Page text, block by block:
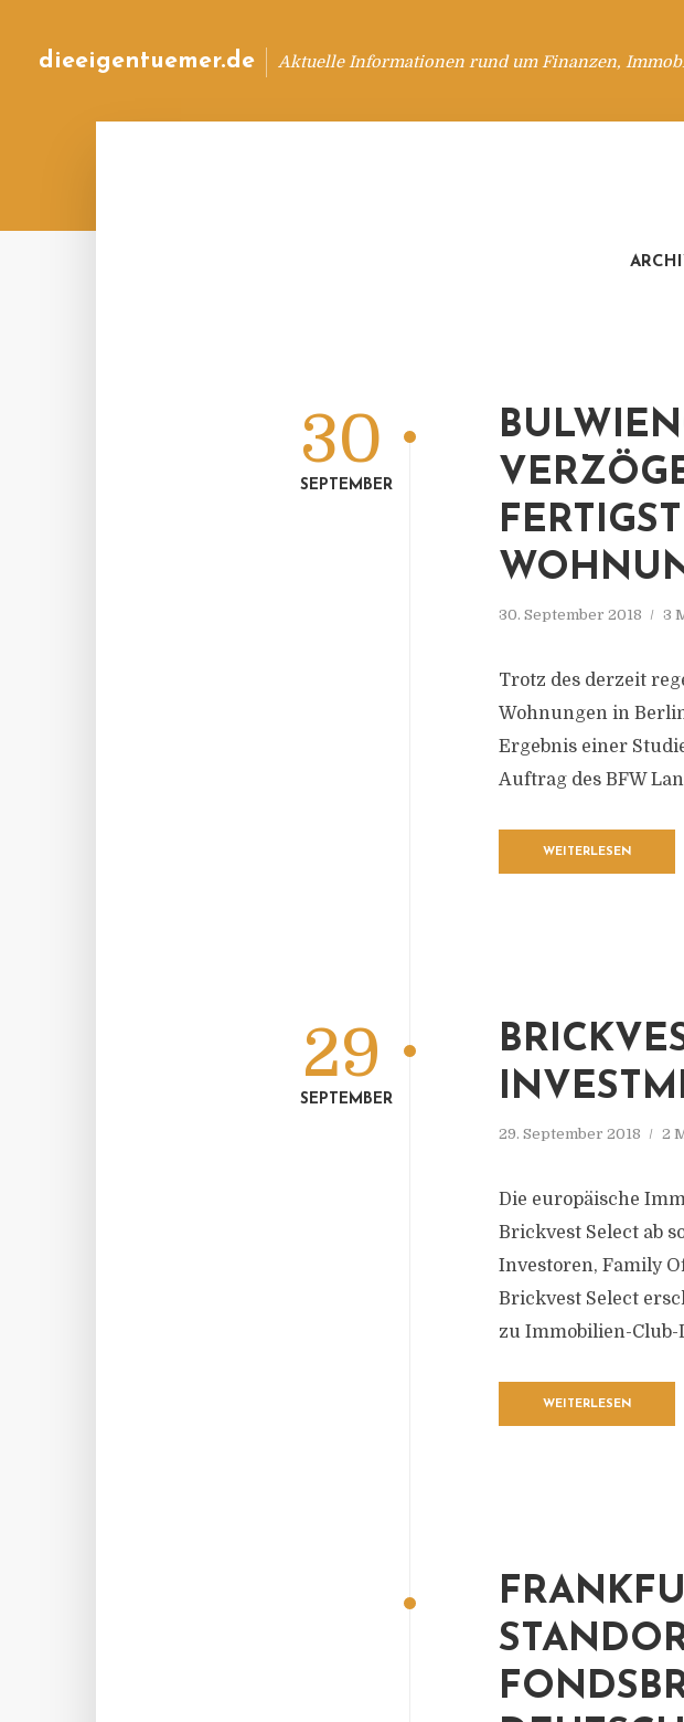
dieeigentuemer.de Aktuelle Informationen rund um Finanzen,
30. September 2018 3
30
SEPTEMBER
Trotz des derzeit
Wohnungen in
Ergebnis einer
Auftrag des BFW
WEITERLESEN
29. September 2018 2
29
SEPTEMBER
Die europäische
Brickvest Select ab
Investoren, Family
Brickvest Select
zu Immobilien-Club-
WEITERLESEN